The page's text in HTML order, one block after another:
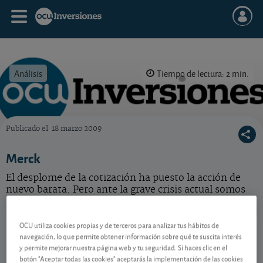
Análisis Tiempo de lectura: 2 min.
Publicado el 18 marzo 2009
Merck
El desplome de la cotización ha puesto la acción de
nuevo barata. Pero ante la grave crisis actual somos
Merck
US58933Y1055
07/08/2026 Nueva York
128,58 USD
0,21 USD (0,16 %)
OCU utiliza cookies propias y de terceros para analizar tus hábitos de
navegación, lo que permite obtener información sobre qué te suscita interés
y permite mejorar nuestra página web y tu seguridad. Si haces clic en el
botón "Aceptar todas las cookies" aceptarás la implementación de las cookies